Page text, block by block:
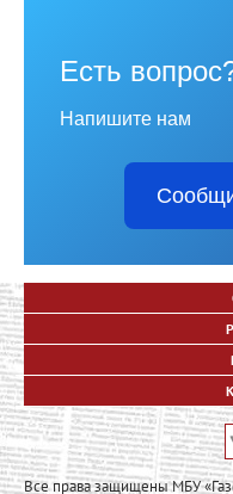
Есть
Напишите нам
Все права защищены МБУ